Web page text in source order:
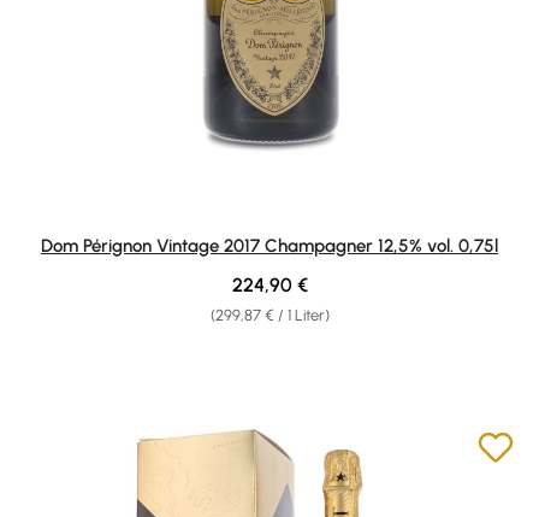
Dom Pérignon Vintage 2017 Champagner 12,5% vol. 0,75l
(299,87 € / 1 Liter)
Regulärer Preis:
224,90 €